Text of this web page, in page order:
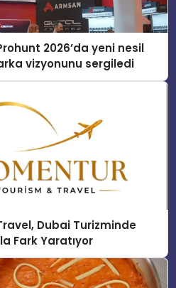
2026’da yeni nesil
vizyonunu sergiledi
Dubai Turizminde
Fark Yaratıyor